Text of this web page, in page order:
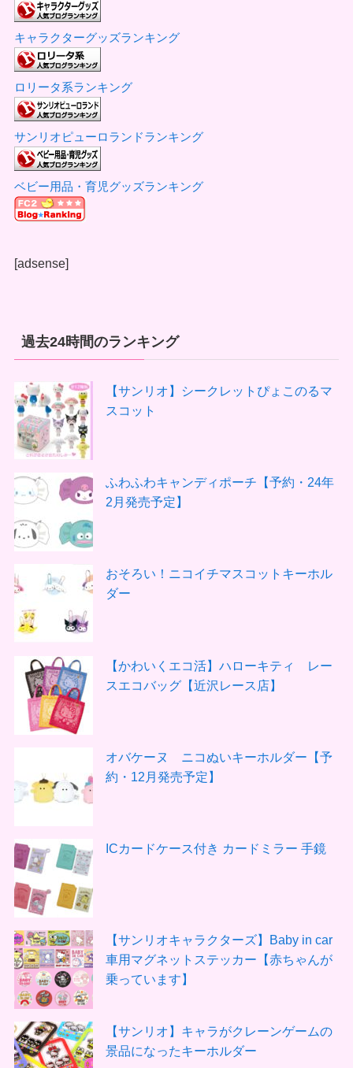
キャラクターグッズランキング
ロリータ系ランキング
サンリオピューロランドランキング
ベビー用品・育児グッズランキング
[adsense]
過去24時間のランキング
【サンリオ】シークレットぴょこのるマ
スコット
ふわふわキャンディポーチ【予約・24年
2月発売予定】
おそろい！ニコイチマスコットキーホル
ダー
【かわいくエコ活】ハローキティ レー
スエコバッグ【近沢レース店】
オバケーヌ ニコぬいキーホルダー【予
約・12月発売予定】
ICカードケース付き カードミラー 手鏡
【サンリオキャラクターズ】Baby in car
車用マグネットステッカー【赤ちゃんが
乗っています】
【サンリオ】キャラがクレーンゲームの
景品になったキーホルダー